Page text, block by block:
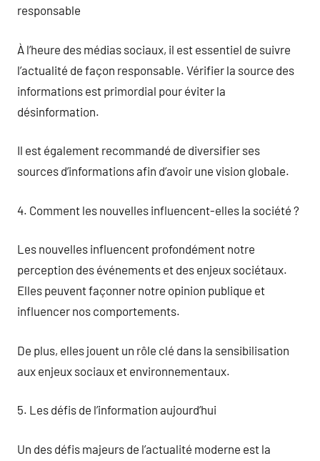
responsable
À l’heure des médias sociaux, il est essentiel de suivre
l’actualité de façon responsable. Vérifier la source des
informations est primordial pour éviter la
désinformation.
Il est également recommandé de diversifier ses
sources d’informations afin d’avoir une vision globale.
4. Comment les nouvelles influencent-elles la société ?
Les nouvelles influencent profondément notre
perception des événements et des enjeux sociétaux.
Elles peuvent façonner notre opinion publique et
influencer nos comportements.
De plus, elles jouent un rôle clé dans la sensibilisation
aux enjeux sociaux et environnementaux.
5. Les défis de l’information aujourd’hui
Un des défis majeurs de l’actualité moderne est la